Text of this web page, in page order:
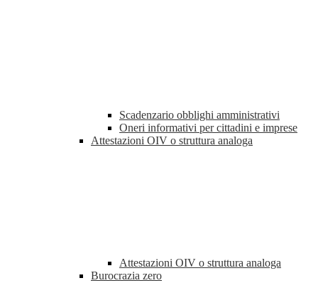
Scadenzario obblighi amministrativi
Oneri informativi per cittadini e imprese
Attestazioni OIV o struttura analoga
Attestazioni OIV o struttura analoga
Burocrazia zero